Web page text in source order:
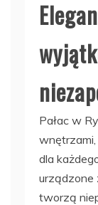
Pałac w
dla
urządzone
tworzą